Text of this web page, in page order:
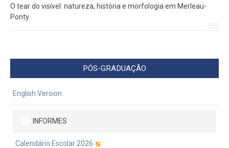
O tear do visível: natureza, história e morfologia em Merleau-
Ponty
PÓS-GRADUAÇÃO
English Version
INFORMES
Calendário Escolar 2026